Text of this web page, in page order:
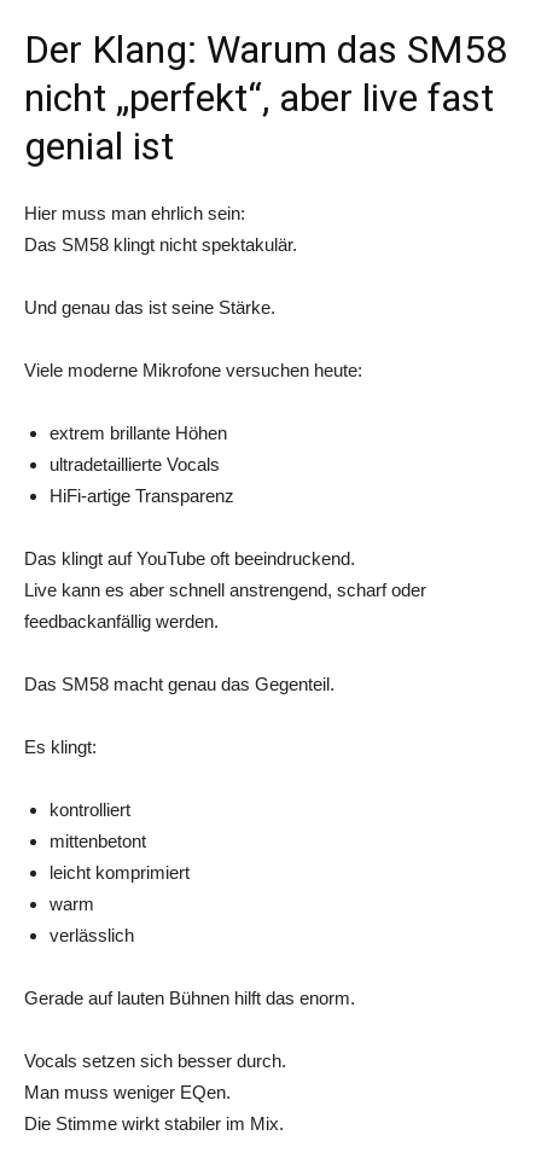
Der Klang: Warum das SM58
nicht „perfekt“, aber live fast
genial ist
Hier muss man ehrlich sein:
Das SM58 klingt nicht spektakulär.
Und genau das ist seine Stärke.
Viele moderne Mikrofone versuchen heute:
extrem brillante Höhen
ultradetaillierte Vocals
HiFi-artige Transparenz
Das klingt auf YouTube oft beeindruckend.
Live kann es aber schnell anstrengend, scharf oder
feedbackanfällig werden.
Das SM58 macht genau das Gegenteil.
Es klingt:
kontrolliert
mittenbetont
leicht komprimiert
warm
verlässlich
Gerade auf lauten Bühnen hilft das enorm.
Vocals setzen sich besser durch.
Man muss weniger EQen.
Die Stimme wirkt stabiler im Mix.